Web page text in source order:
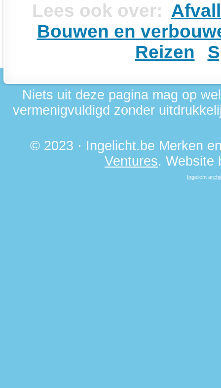
Lees ook over:
Bouwen en
Reizen
Niets uit deze pagina mag op
vermenigvuldigd zonder
© 2023 · Ingelicht.be Merken
Ventures. Website
Ingelicht